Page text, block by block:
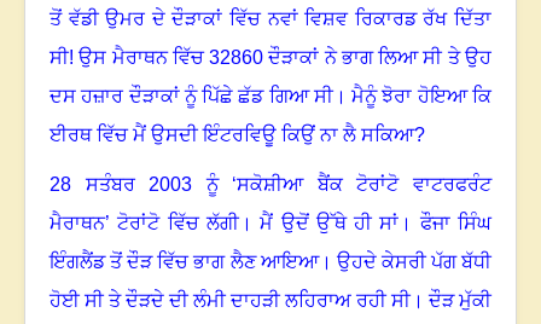
ਤੋਂ ਵੱਡੀ ਉਮਰ ਦੇ ਦੌੜਾਕਾਂ ਵਿੱਚ ਨਵਾਂ ਵਿਸ਼ਵ ਰਿਕਾਰਡ ਰੱਖ ਦਿੱਤਾ
ਸੀ! ਉਸ ਮੈਰਾਥਨ ਵਿੱਚ32860ਦੌੜਾਕਾਂ ਨੇ ਭਾਗ ਲਿਆ ਸੀ ਤੇ ਉਹ
ਦਸ ਹਜ਼ਾਰ ਦੌੜਾਕਾਂ ਨੂੰ ਪਿੱਛੇ ਛੱਡ ਗਿਆ ਸੀ।ਮੈਨੂੰ ਝੋਰਾ ਹੋਇਆ ਕਿ
ਈਰਥ ਵਿੱਚ ਮੈਂ ਉਸਦੀ ਇੰਟਰਵਿਊ ਕਿਉਂ ਨਾ ਲੈ ਸਕਿਆ?
28 ਸਤੰਬਰ 2003ਨੂੰ ‘ਸਕੋਸ਼ੀਆ ਬੈਂਕ ਟੋਰਾਂਟੋ ਵਾਟਰਫਰੰਟ
ਮੈਰਾਥਨ’ ਟੋਰਾਂਟੋ ਵਿੱਚ ਲੱਗੀ।ਮੈਂ ਉਦੋਂ ਉੱਥੇ ਹੀ ਸਾਂ ।ਫੌਜਾ ਸਿੰਘ
ਇੰਗਲੈਂਡ ਤੋਂ ਦੌੜ ਵਿੱਚ ਭਾਗ ਲੈਣ ਆਇਆ। ਉਹਦੇ ਕੇਸਰੀ ਪੱਗ ਬੱਧੀ
ਹੋਈ ਸੀ ਤੇ ਦੌੜਦੇ ਦੀ ਲੰਮੀ ਦਾਹੜੀ ਲਹਿਰਾਅ ਰਹੀ ਸੀ।ਦੌੜ ਮੁੱਕੀ